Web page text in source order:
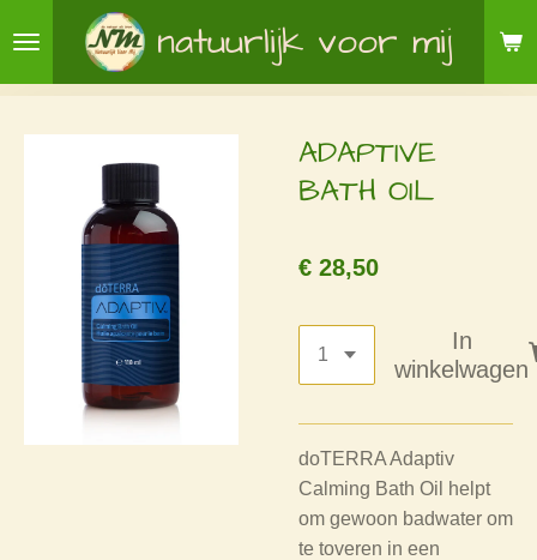
direct
naar
natuurlijk voor mij
ADAPTIVE
BATH OIL
€ 28,50
In
winkelwagen
doTERRA Adaptiv
Calming Bath Oil helpt
om gewoon badwater om
te toveren in een